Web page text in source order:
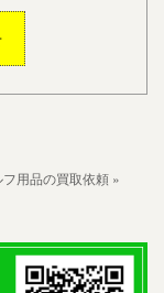
フ用品の買取依頼 »